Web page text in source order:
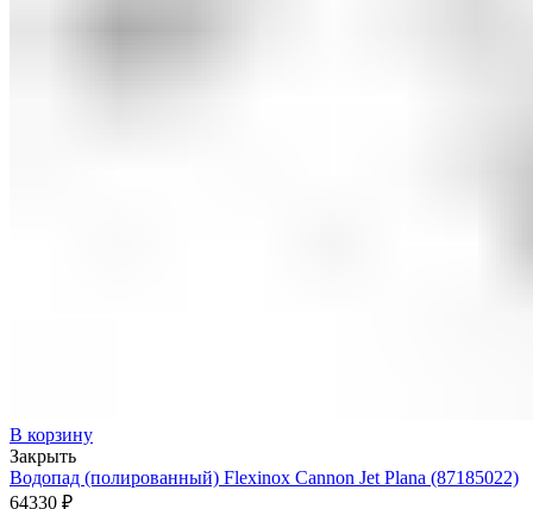
В корзину
Закрыть
Водопад (полированный) Flexinox Cannon Jet Plana (87185022)
64330 ₽